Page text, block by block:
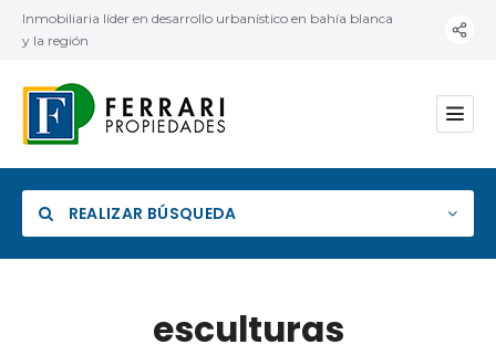
Inmobiliaria líder en desarrollo urbanístico en bahía blanca
y la región
REALIZAR BÚSQUEDA
esculturas